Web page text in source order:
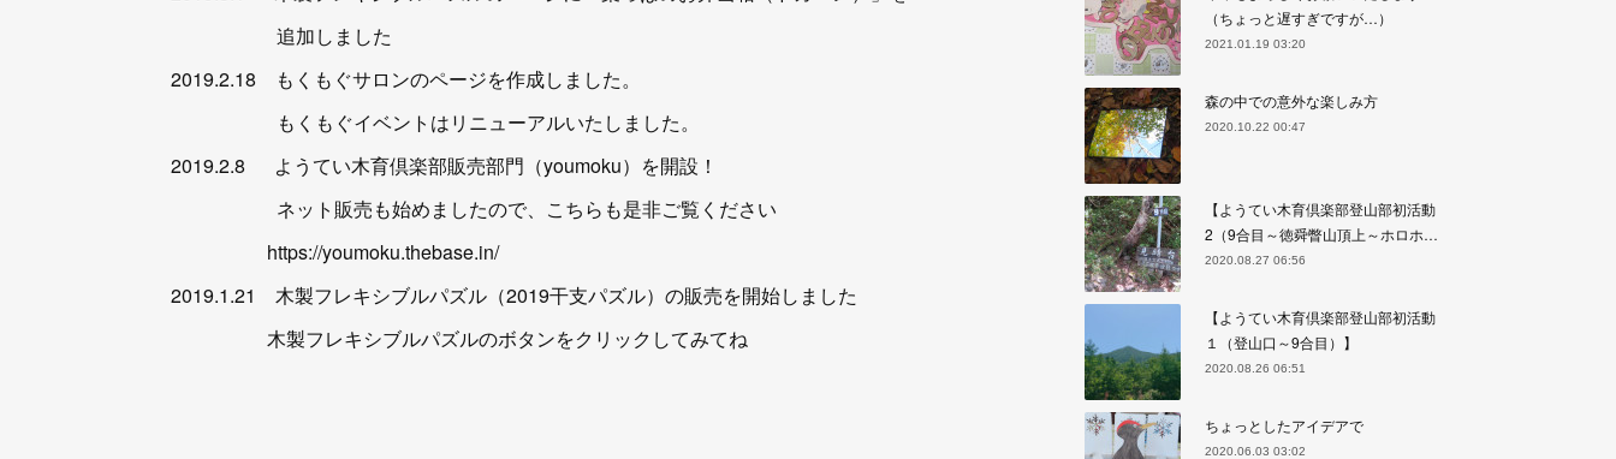
追加しました
2019.2.18 もくもぐサロンのページを作成しました。
もくもぐイベントはリニューアルいたしました。
2019.2.8 ようてい木育倶楽部販売部門（youmoku）を開設！
ネット販売も始めましたので、こちらも是非ご覧ください
https://youmoku.thebase.in/
2019.1.21 木製フレキシブルパズル（2019干支パズル）の販売を開始しました
木製フレキシブルパズルのボタンをクリックしてみてね
（ちょっと遅すぎですが…）
2021.01.19 03:20
森の中での意外な楽しみ方
2020.10.22 00:47
【ようてい木育倶楽部登山部初活動
2（9合目～徳舜瞥山頂上～ホロホ…
2020.08.27 06:56
【ようてい木育倶楽部登山部初活動
１（登山口～9合目）】
2020.08.26 06:51
ちょっとしたアイデアで
2020.06.03 03:02